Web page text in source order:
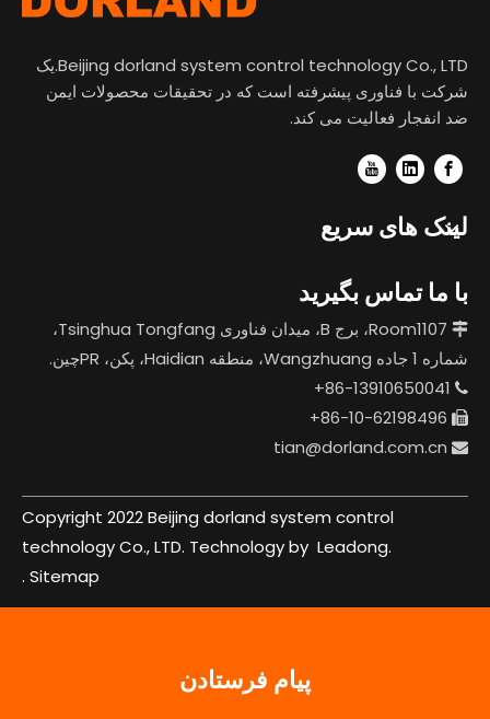
Beijing dorland system control technology Co., LTD.یک
شرکت با فناوری پیشرفته است که در تحقیقات محصولات ایمن
ضد انفجار فعالیت می کند.
لینک های سریع
با ما تماس بگیرید

Room1107، برج B، میدان فناوری Tsinghua Tongfang،
شماره 1 جاده Wangzhuang، منطقه Haidian، پکن، PRچین.



tian@dorland.com.cn
Copyright 2022 Beijing dorland system control
technology Co., LTD. Technology by Leadong.
Sitemap
.
پیام فرستادن